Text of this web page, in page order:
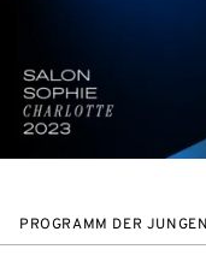
PROGRAMM DER